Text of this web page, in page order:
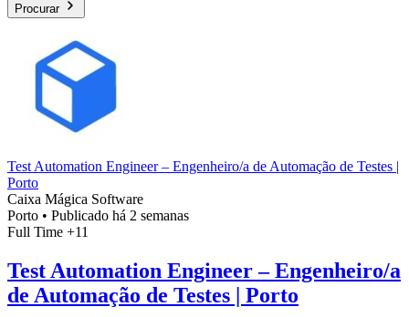
Procurar
Test Automation Engineer – Engenheiro/a de Automação de Testes |
Porto
Caixa Mágica Software
Porto • Publicado há 2 semanas
Full Time +11
Test Automation Engineer – Engenheiro/a
de Automação de Testes | Porto